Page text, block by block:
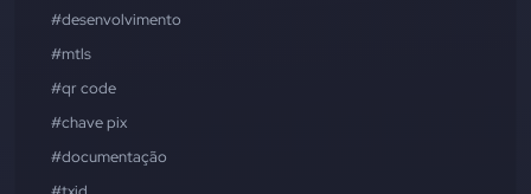
#desenvolvimento
#mtls
#qr code
#chave pix
#documentação